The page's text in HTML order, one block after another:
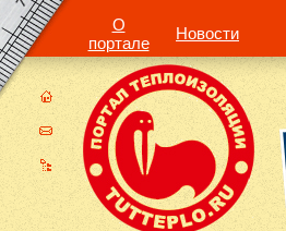
О
портале
Новости